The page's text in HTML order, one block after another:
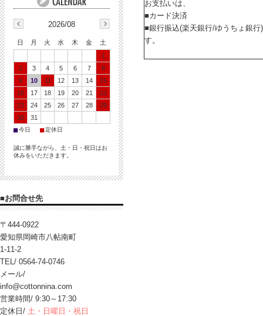
お支払いは、
■カード決済
■銀行振込(楽天銀行/ゆうちょ銀
す。
2026/08
日 月 火 水 木 金
土
1
2
3 4 5 6 7
8
9
10 11 12 13 14
15
16
17 18 19 20 21
22
23
24 25 26 27 28
29
30
31
■今日 ■定休日
誠に勝手ながら、土・日・祝日はお
休みをいただきます。
■お問合せ先
〒444-0922
愛知県岡崎市八帖南町
1-11-2
TEL/ 0564-74-0746
メール/
info@cottonnina.com
営業時間/ 9:30～17:30
定休日/ 土・日曜日・祝日